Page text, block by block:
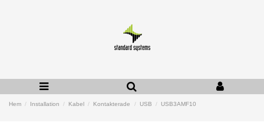
Hem Installation Kabel Kontakterade USB USB3AMF10